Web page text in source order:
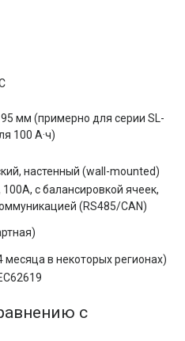
мм (примерно для серии SL-
100 А·ч)
настенный (wall-mounted)
100A, с балансировкой ячеек,
(RS485/CAN)
месяца в некоторых регионах)
с